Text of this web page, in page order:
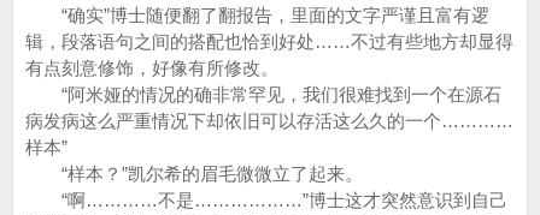
“确实”博士随便翻了翻报告，里面的文字严谨且富有逻
辑，段落语句之间的搭配也恰到好处……不过有些地方却显得
有点刻意修饰，好像有所修改。
“阿米娅的情况的确非常罕见，我们很难找到一个在源石
病发病这么严重情况下却依旧可以存活这么久的一个…………
样本”
“样本？”凯尔希的眉毛微微立了起来。
“啊…………不是………………”博士这才突然意识到自己